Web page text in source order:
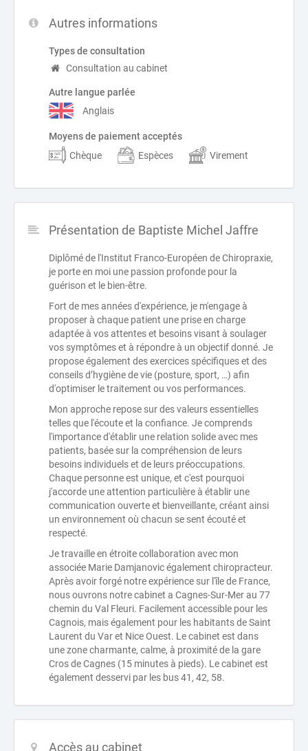
Autres informations
Types de consultation
Consultation au cabinet
Autre langue parlée
Anglais
Moyens de paiement acceptés
Chèque
Espèces Virement
Présentation de Baptiste Michel Jaffre
Diplômé de l'Institut Franco-Européen de Chiropraxie,
je porte en moi une passion profonde pour la
guérison et le bien-être.
Fort de mes années d'expérience, je m'engage à
proposer à chaque patient une prise en charge
adaptée à vos attentes et besoins visant à soulager
vos symptômes et à répondre à un objectif donné. Je
propose également des exercices spécifiques et des
conseils d’hygiène de vie (posture, sport, …) afin
d'optimiser le traitement ou vos performances.
Mon approche repose sur des valeurs essentielles
telles que l'écoute et la confiance. Je comprends
l'importance d'établir une relation solide avec mes
patients, basée sur la compréhension de leurs
besoins individuels et de leurs préoccupations.
Chaque personne est unique, et c'est pourquoi
j'accorde une attention particulière à établir une
communication ouverte et bienveillante, créant ainsi
un environnement où chacun se sent écouté et
respecté.
Je travaille en étroite collaboration avec mon
associée Marie Damjanovic également chiropracteur.
Après avoir forgé notre expérience sur l'île de France,
nous ouvrons notre cabinet a Cagnes-Sur-Mer au 77
chemin du Val Fleuri. Facilement accessible pour les
Cagnois, mais également pour les habitants de Saint
Laurent du Var et Nice Ouest. Le cabinet est dans
une zone charmante, calme, à proximité de la gare
Cros de Cagnes (15 minutes à pieds). Le cabinet est
également desservi par les bus 41, 42, 58.
Accès au cabinet